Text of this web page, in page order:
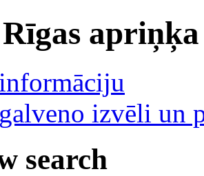
Rīgas
izvēli un
search